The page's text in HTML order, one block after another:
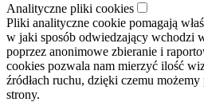
Analityczne pliki cookies
Pliki analityczne cookie pomagają
w jaki sposób odwiedzający wchodzi
poprzez anonimowe zbieranie i
cookies pozwala nam mierzyć ilość
źródłach ruchu, dzięki czemu możemy
strony.